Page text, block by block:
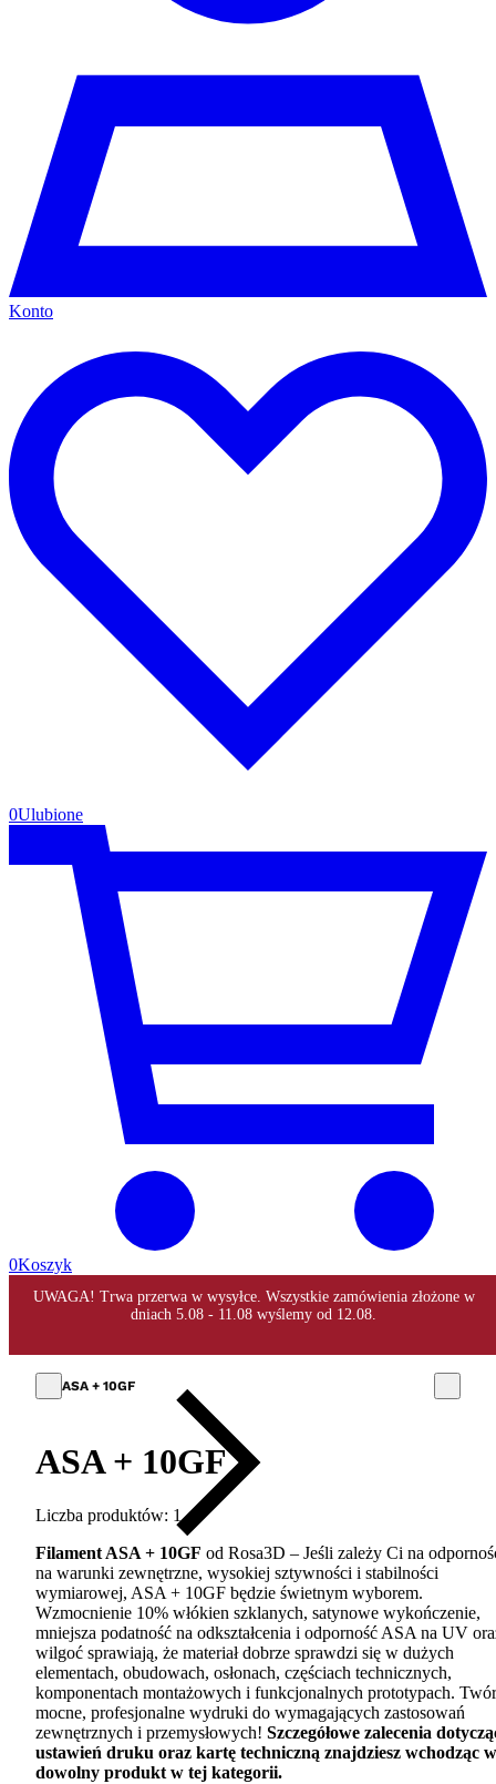
Konto
0Ulubione
0Koszyk
ASA + 10GF
ASA + 10GF
Liczba produktów: 1
Filament ASA + 10GF od Rosa3D – Jeśli zależy Ci na
na warunki zewnętrzne, wysokiej sztywności i stabilności
wymiarowej, ASA + 10GF będzie świetnym wyborem.
Wzmocnienie 10% włókien szklanych, satynowe wykończenie,
mniejsza podatność na odkształcenia i odporność ASA na UV
wilgoć sprawiają, że materiał dobrze sprawdzi się w dużych
elementach, obudowach, osłonach, częściach technicznych,
komponentach montażowych i funkcjonalnych prototypach.
mocne, profesjonalne wydruki do wymagających zastosowań
zewnętrznych i przemysłowych! Szczegółowe zalecenia
ustawień druku oraz kartę techniczną znajdziesz wchodząc w
dowolny produkt w tej kategorii.